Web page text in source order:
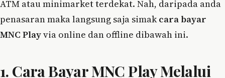
ATM atau minimarket terdekat. Nah, daripada anda
penasaran maka langsung saja simakcara bayar
MNC Playvia online dan offline dibawah ini.
1. Cara Bayar MNC Play Melalui